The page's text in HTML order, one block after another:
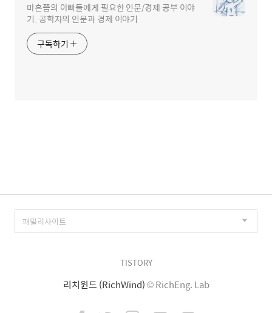
마흔쯤의 아빠들에게 필요한 인문/경제 공부 이야
기. 공학자의 인문과 경제 이야기
구독하기
TISTORY
리치윈드 (RichWind)© RichEng. Lab